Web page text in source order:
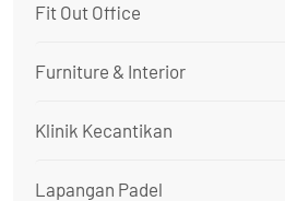
Fit Out Office
Furniture & Interior
Klinik Kecantikan
Lapangan Padel